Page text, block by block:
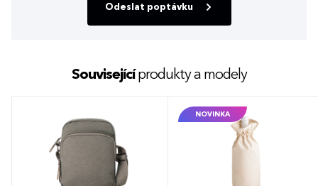
Odeslat poptávku
Souvisejícíprodukty a modely
NOVINKA